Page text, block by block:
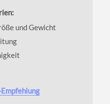
und Gewicht